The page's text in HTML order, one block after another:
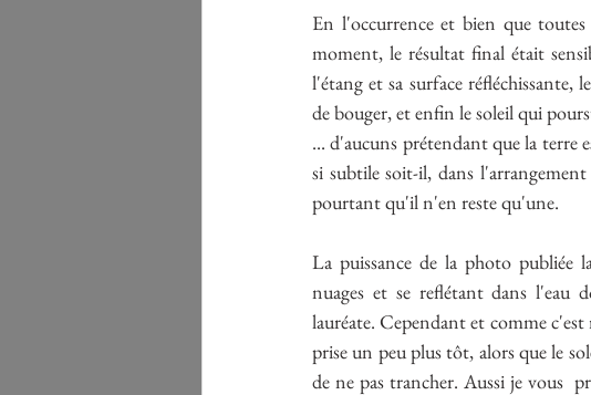
En l'occurrence et bien que
moment, le résultat final était
l'étang et sa surface réfléchissante,
de bouger, et enfin le soleil qui
... d'aucuns prétendant que la terre
si subtile soit-il, dans
pourtant qu'il n'en reste qu'une.
La puissance de la photo publiée
nuages et se reflétant dans l'eau
lauréate. Cependant et comme
prise un peu plus tôt, alors que le
de ne pas trancher. Aussi je vous